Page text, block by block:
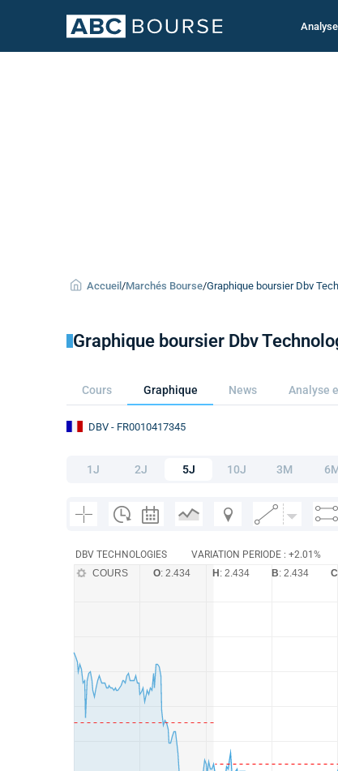
Accueil /Marchés Bourse/Graphique boursier Dbv
Graphique boursier Dbv
Cours Graphique News Analyse
DBV - FR0010417345
1J 2J 5J 10J 3M
DBV TECHNOLOGIES VARIATION PERIODE : +2.01%
COURS O: 2.434 H : 2.434 B: 2.434 C